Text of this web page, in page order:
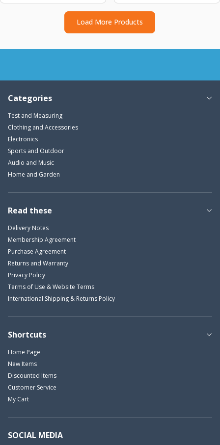
Load More Products
Categories
Test and Measuring
Clothing and Accessories
Electronics
Sports and Outdoor
Audio and Music
Home and Garden
Read these
Delivery Notes
Membership Agreement
Purchase Agreement
Returns and Warranty
Privacy Policy
Terms of Use & Website Terms
International Shipping & Returns Policy
Shortcuts
Home Page
New Items
Discounted Items
Customer Service
My Cart
SOCIAL MEDIA